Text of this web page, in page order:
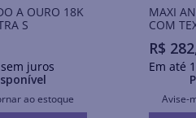
A OURO 18K
S
juros
ao estoque
MAXI
COM
R$ 282
Em até
Avise-